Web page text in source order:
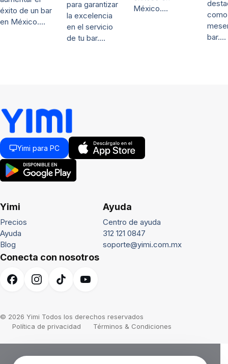
éxito de un bar
en México.…
para garantizar
la excelencia
en el servicio
de tu bar.…
México.…
como
bar.…
Yimi para PC
Yimi
Precios
Ayuda
Blog
Ayuda
Centro de ayuda
312 121 0847
soporte@yimi.com.mx
Conecta con nosotros
© 2026 Yimi Todos los derechos reservados
Política de privacidad
Términos & Condiciones